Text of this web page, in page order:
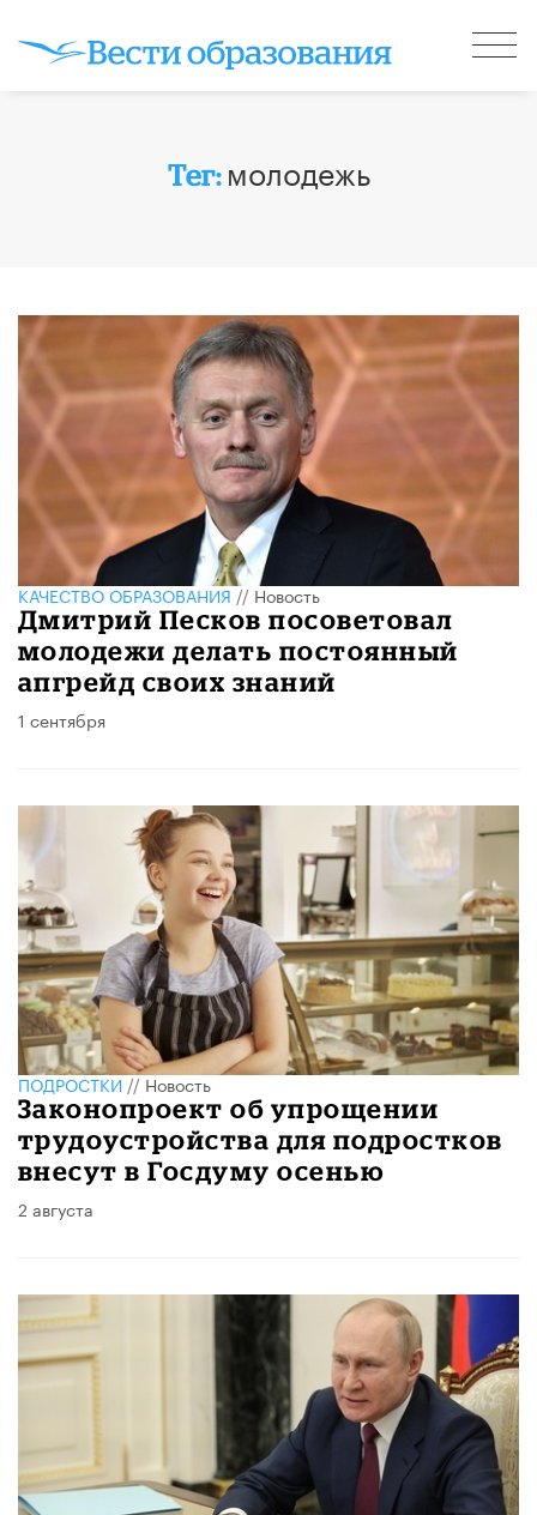
Тег: молодежь
КАЧЕСТВО ОБРАЗОВАНИЯ// Новость
Дмитрий Песков посоветовал
молодежи делать постоянный
апгрейд своих знаний
1 сентября
ПОДРОСТКИ//Новость
Законопроект об упрощении
трудоустройства для подростков
внесут в Госдуму осенью
2 августа